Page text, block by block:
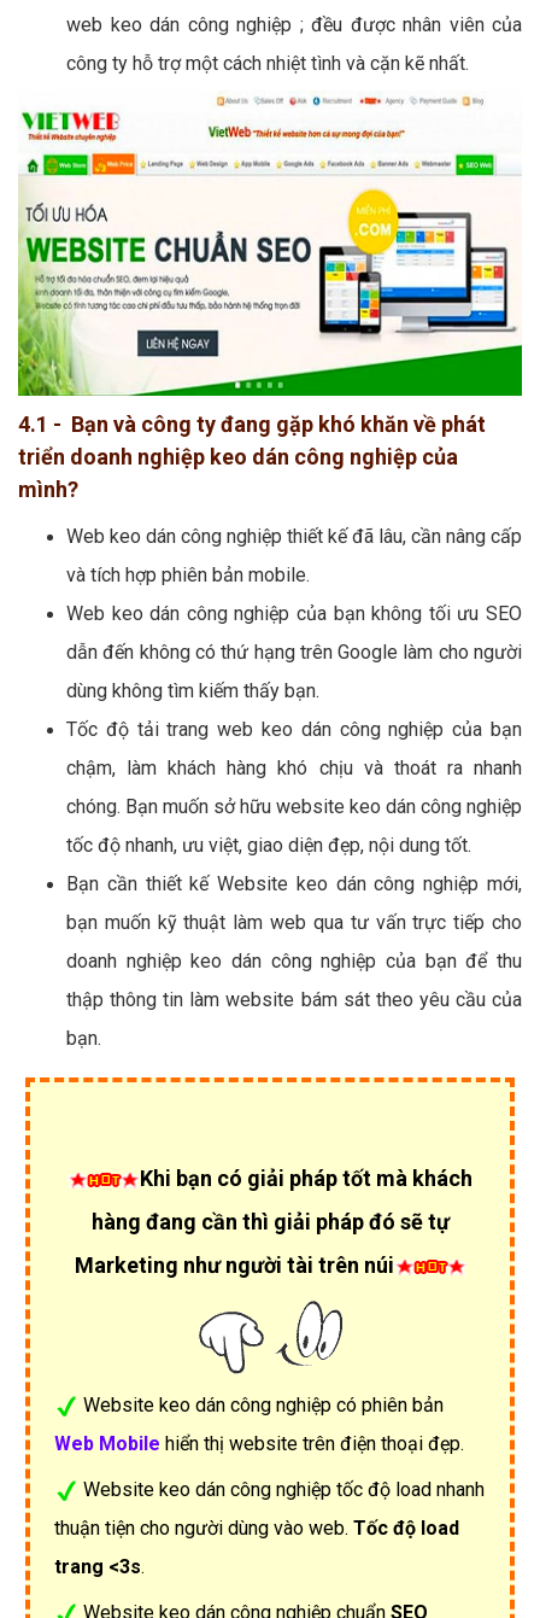
web keo dán công nghiệp ; đều được nhân viên của
công ty hỗ trợ một cách nhiệt tình và cặn kẽ nhất.
4.1 - Bạn và công ty đang gặp khó khăn về phát
triển doanh nghiệp keo dán công nghiệp của
mình?
Web keo dán công nghiệp thiết kế đã lâu, cần nâng cấp
và tích hợp phiên bản mobile.
Web keo dán công nghiệp của bạn không tối ưu SEO
dẫn đến không có thứ hạng trên Google làm cho người
dùng không tìm kiếm thấy bạn.
Tốc độ tải trang web keo dán công nghiệp của bạn
chậm, làm khách hàng khó chịu và thoát ra nhanh
chóng. Bạn muốn sở hữu website keo dán công nghiệp
tốc độ nhanh, ưu việt, giao diện đẹp, nội dung tốt.
Bạn cần thiết kế Website keo dán công nghiệp mới,
bạn muốn kỹ thuật làm web qua tư vấn trực tiếp cho
doanh nghiệp keo dán công nghiệp của bạn để thu
thập thông tin làm website bám sát theo yêu cầu của
bạn.
Khi bạn có giải pháp tốt mà khách
hàng đang cần thì giải pháp đó sẽ tự
Marketing như người tài trên núi
Website keo dán công nghiệp có phiên bản
Web Mobile hiển thị website trên điện thoại đẹp.
Website keo dán công nghiệp tốc độ load nhanh
thuận tiện cho người dùng vào web. Tốc độ load
trang <3s.
Website keo dán công nghiệp chuẩn SEO